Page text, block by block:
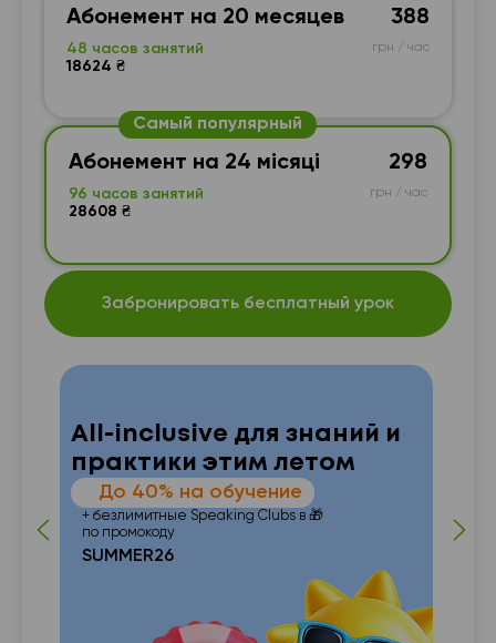
Абонемент на 20 месяцев
48 часов занятий
18624 ₴
388
грн / час
Самый популярный
Абонемент на 24 місяці
96 часов занятий
28608 ₴
298
грн / час
Забронировать бесплатный урок
All-inclusive для знаний и
практики этим летом
До 40% на обучение
+ безлимитные Speaking Clubs в 🎁
по промокоду
SUMMER26